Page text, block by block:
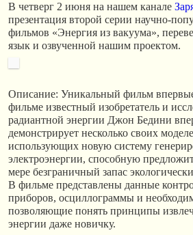
В четверг 2 июня на нашем канале
презентация второй серии научно-
фильмов «Энергия из вакуума»,
язык и озвученной нашим проектом.
Описание: Уникальный фильм
фильме известный изобретатель и
радиантной энергии Джон Бедини
демонстрирует несколько своих
использующих новую систему
электроэнергии, способную
мере безграничный запас
В фильме представлены данные
приборов, осциллограммы и
позволяющие понять принципы
энергии даже новичку.